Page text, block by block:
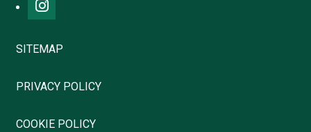
SITEMAP
PRIVACY POLICY
COOKIE POLICY